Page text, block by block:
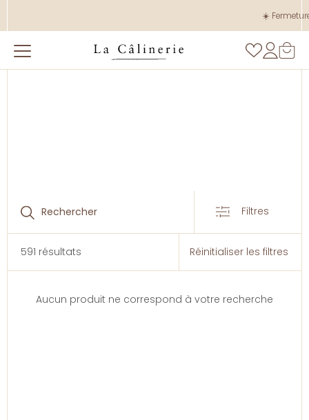
☀️
Filtres
591 résultats Réinitialiser les filtres
Aucun produit ne correspond à votre recherche